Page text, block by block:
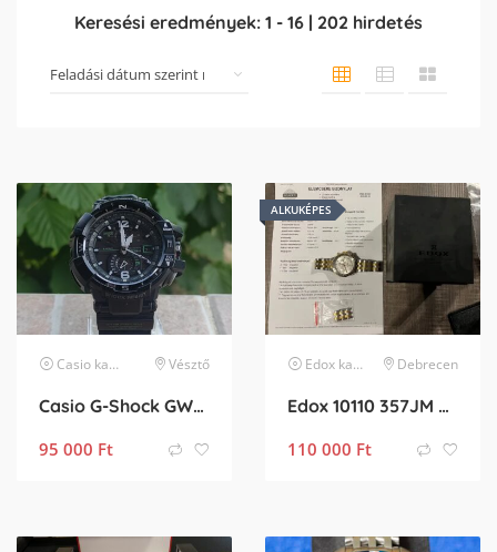
Keresési eredmények: 1 - 16 | 202 hirdetés
Casio karóra Vésztő
Casio G-Shock GW-A1100-1A3JF
95 000 Ft
ALKUKÉPES
Edox karóra Debrecen
Edox 10110 357JM AID
110 000 Ft